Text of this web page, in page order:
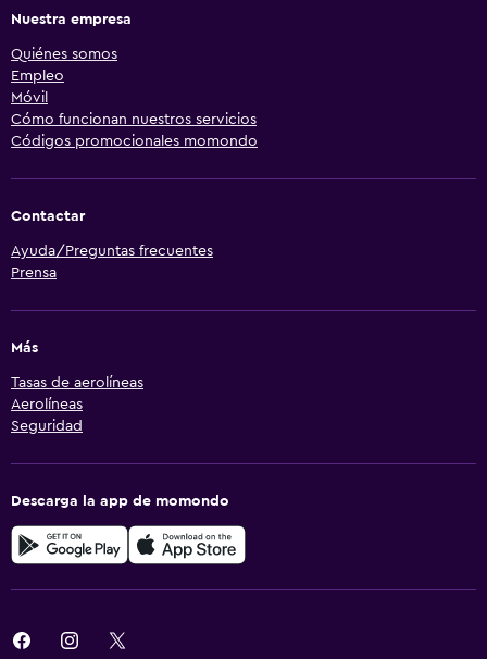
Nuestra empresa
Quiénes somos
Empleo
Móvil
Cómo funcionan nuestros servicios
Códigos promocionales momondo
Contactar
Ayuda/Preguntas frecuentes
Prensa
Más
Tasas de aerolíneas
Aerolíneas
Seguridad
Descarga la app de momondo